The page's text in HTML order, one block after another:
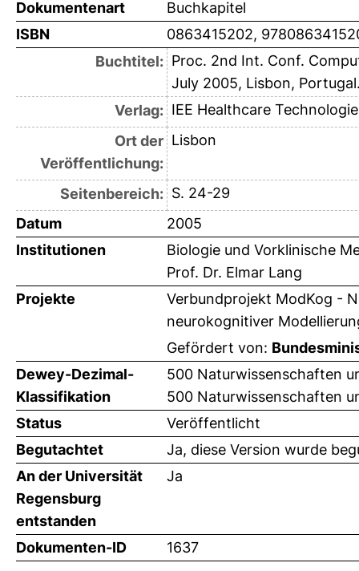
Dokumentenart
Buchkapitel
ISBN
0863415202,
Buchtitel: Proc. 2nd Int. Conf.
July 2005, Lisbon,
Verlag: IEE Healthcare
Ort der
Veröffentlichung:
Lisbon
Seitenbereich: S. 24-29
Datum
2005
Institutionen
Biologie und Vorklinische
Prof. Dr. Elmar Lang
Projekte
Verbundprojekt ModKog -
neurokognitiver
Gefördert von:
Dewey-Dezimal-
Klassifikation
500 Naturwissenschaften
500 Naturwissenschaften
Status
Veröffentlicht
Begutachtet
Ja, diese Version wurde
An der Universität
Regensburg
entstanden
Ja
Dokumenten-ID 1637